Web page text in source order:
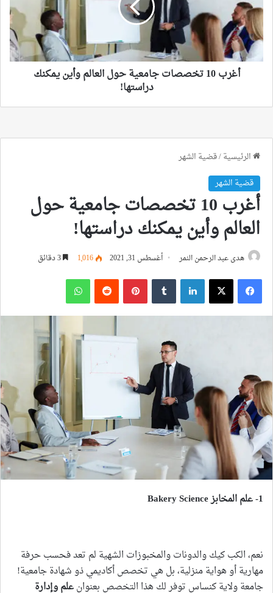
حول
العالم
وأين
يمكنك
دراستها!
أغرب 10 تخصصات جامعية حول العالم وأين يمكنك
دراستها!